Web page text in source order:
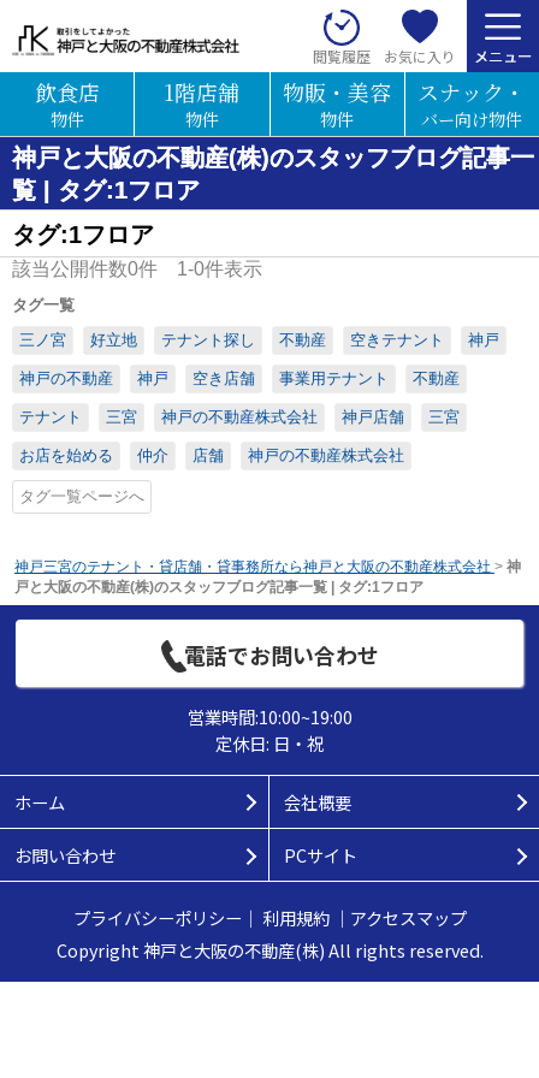
閲覧履歴 お気に入り
飲食店
物件
1階店舗
物件
物販・美容
物件
スナック・
バー向け物件
神戸と大阪の不動産(株)のスタッフブログ記事一
覧 | タグ:1フロア
タグ:1フロア
該当公開件数0件 1-0件表示
タグ一覧
三ノ宮
好立地 テナント探し 不動産 空きテナント 神戸
神戸の不動産 神戸 空き店舗 事業用テナント 不動産
テナント 三宮 神戸の不動産株式会社 神戸店舗 三宮
お店を始める 仲介 店舗 神戸の不動産株式会社
タグ一覧ページへ
神戸三宮のテナント・貸店舗・貸事務所なら神戸と大阪の不動産株式会社 > 神
戸と大阪の不動産(株)のスタッフブログ記事一覧 | タグ:1フロア
電話でお問い合わせ
営業時間:10:00~19:00
定休日: 日・祝
ホーム 会社概要
お問い合わせ PCサイト
プライバシーポリシー ｜ 利用規約｜ アクセスマップ
Copyright 神戸と大阪の不動産(株) All rights reserved.